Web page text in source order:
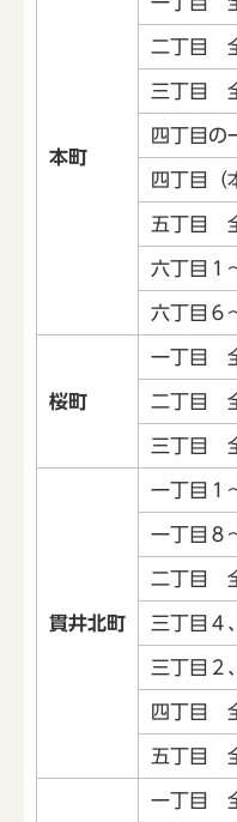
本町
二丁目
三丁目
四丁目の
四丁目（
五丁目
六丁目１
六丁目６
桜町
一丁目
二丁目
三丁目
貫井北町
一丁目１
一丁目８
二丁目
三丁目４
三丁目２
四丁目
五丁目
一丁目